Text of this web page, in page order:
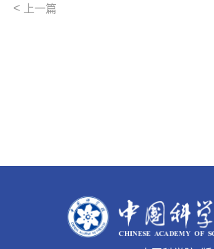
< 上一篇